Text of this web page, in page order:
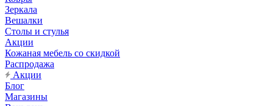
Зеркала
Вешалки
Столы и стулья
Акции
Кожаная мебель со скидкой
Распродажа
Акции
Блог
Магазины